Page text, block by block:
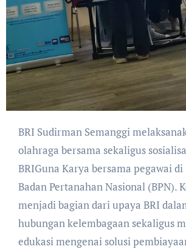
BRI Sudirman Semanggi melaksanakan kegiatan
olahraga bersama sekaligus
BRIGuna Karya bersama pegawai
Badan Pertanahan Nasional (BPN).
menjadi bagian dari upaya BRI
hubungan kelembagaan sekaligus
edukasi mengenai solusi